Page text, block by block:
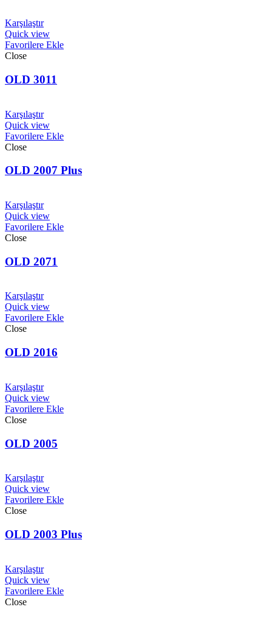
Karşılaştır
Quick view
Favorilere Ekle
Close
OLD 3011
Karşılaştır
Quick view
Favorilere Ekle
Close
OLD 2007 Plus
Karşılaştır
Quick view
Favorilere Ekle
Close
OLD 2071
Karşılaştır
Quick view
Favorilere Ekle
Close
OLD 2016
Karşılaştır
Quick view
Favorilere Ekle
Close
OLD 2005
Karşılaştır
Quick view
Favorilere Ekle
Close
OLD 2003 Plus
Karşılaştır
Quick view
Favorilere Ekle
Close